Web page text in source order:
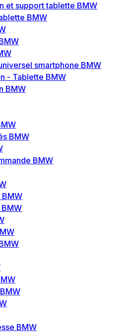
et support tablette BMW
BMW
smartphone BMW
- Tablette BMW
BMW
BMW
BMW
BMW